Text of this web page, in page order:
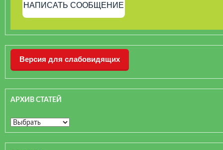
НАПИСАТЬ СООБЩЕНИЕ
Версия для слабовидящих
АРХИВ СТАТЕЙ